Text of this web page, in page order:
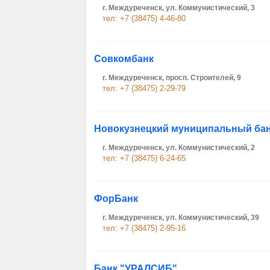
г. Междуреченск, ул. Коммунистический, 3
тел: +7 (38475) 4-46-80
Совкомбанк
г. Междуреченск, просп. Строителей, 9
тел: +7 (38475) 2-29-79
Новокузнецкий муниципальный
г. Междуреченск, ул. Коммунистический, 2
тел: +7 (38475) 6-24-65
ФорБанк
г. Междуреченск, ул. Коммунистический, 39
тел: +7 (38475) 2-95-16